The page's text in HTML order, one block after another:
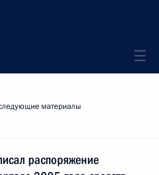
материалы
распоряжение